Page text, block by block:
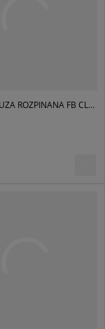
ADIDAS BLUZA ROZPINANA FB CLASSIC TT_